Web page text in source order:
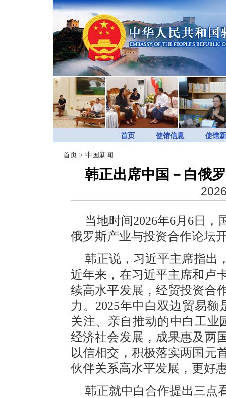
首页 使馆信息 使馆
首页 > 中国新闻
韩正出席中国－白俄
当地时间2026年6月6日
俄罗斯产业与投资合作论坛
韩正说，习近平主席指出
近年来，在习近平主席和卢
续高水平发展，经贸投资合
力。2025年中白双边贸易
关注、亲自推动的中白工业
经济社会发展，成果惠及两
以信相交，积极落实两国元
伙伴关系高水平发展，更好
韩正就中白合作提出三点